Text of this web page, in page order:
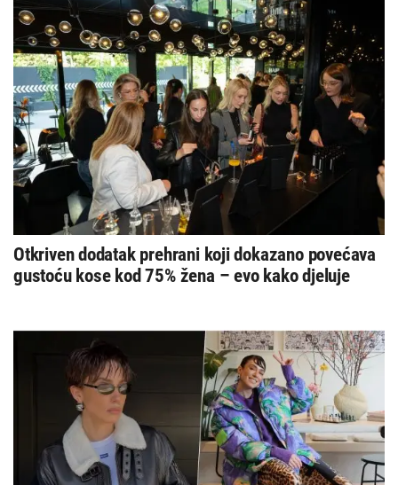
Otkriven dodatak prehrani koji dokazano povećava
gustoću kose kod 75% žena – evo kako djeluje